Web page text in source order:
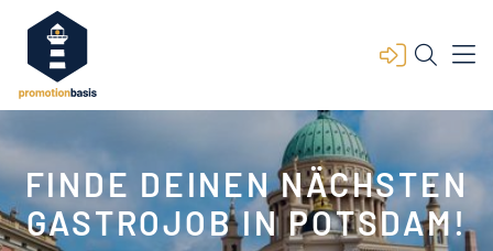
FINDE DEINEN NÄCHSTEN
GASTROJOB IN POTSDAM!